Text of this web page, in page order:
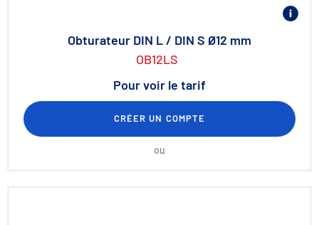
Obturateur DIN L / DIN S Ø12 mm
OB12LS
Pour voir le tarif
CRÉER UN COMPTE
ou